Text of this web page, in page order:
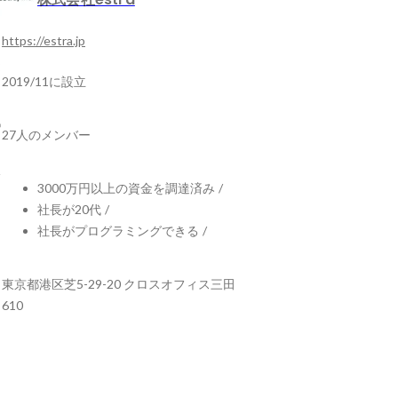
https://estra.jp
2019/11に設立
27人のメンバー
3000万円以上の資金を調達済み /
社長が20代 /
社長がプログラミングできる /
東京都港区芝5-29-20 クロスオフィス三田
610